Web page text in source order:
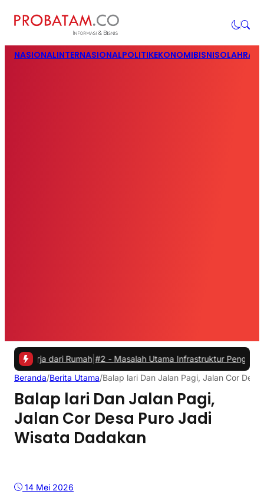
NASIONALINTERNASIONALPOLITIKEKONOMIBISNIS
dari Rumah|#2 -Masalah Utama Infrastruktur Pengisian Daya
Beranda/Berita Utama/Balap lari Dan Jalan Pagi,
Balap lari Dan Jalan Pagi,
Jalan Cor Desa Puro Jadi
Wisata Dadakan
14 Mei 2026